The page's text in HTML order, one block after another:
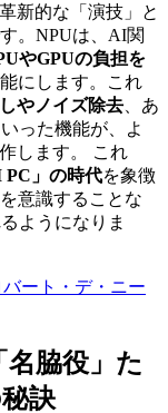
新的な「演技」と
。NPUは、AI関
やGPUの負担を
にします。これ
やノイズ除去 、あ
った機能が、よ
します。 これ
PC」の時代を象徴
意識することな
ようになりま
バート・デ・ニー
脇役」た
訣